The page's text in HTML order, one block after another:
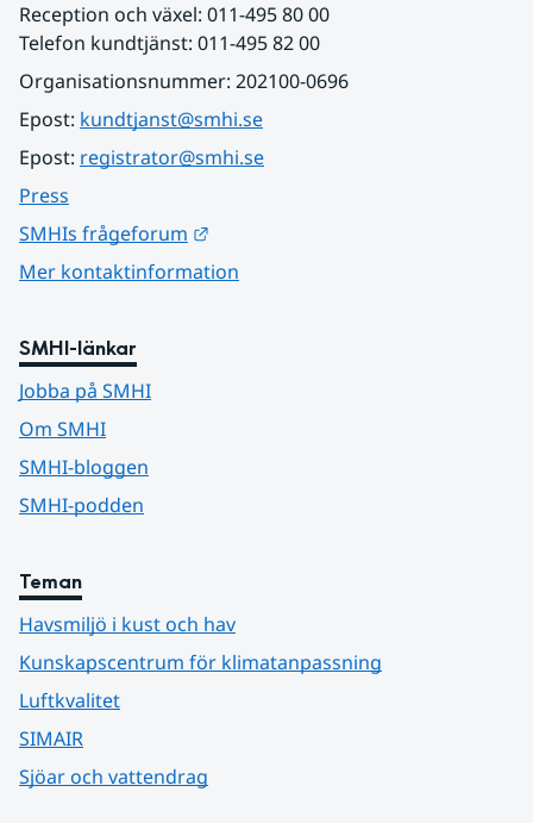
Reception och växel: 011-495 80 00
Telefon kundtjänst: 011-495 82 00
Organisationsnummer: 202100-0696
Epost: kundtjanst@smhi.se
Epost: registrator@smhi.se
Press
SMHIs frågeforum
Mer kontaktinformation
SMHI-länkar
Jobba på SMHI
Om SMHI
SMHI-bloggen
SMHI-podden
Teman
Havsmiljö i kust och hav
Kunskapscentrum för klimatanpassning
Luftkvalitet
SIMAIR
Sjöar och vattendrag